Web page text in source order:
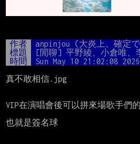
作者 anpinjou (大炎上、確定
標題
[閒聊] 平野綾、小倉唯、
時間
Sun May 10 21:02:08 2026
真不敢相信.jpg
VIP在演唱會後可以拼來場歌手們
也就是簽名球